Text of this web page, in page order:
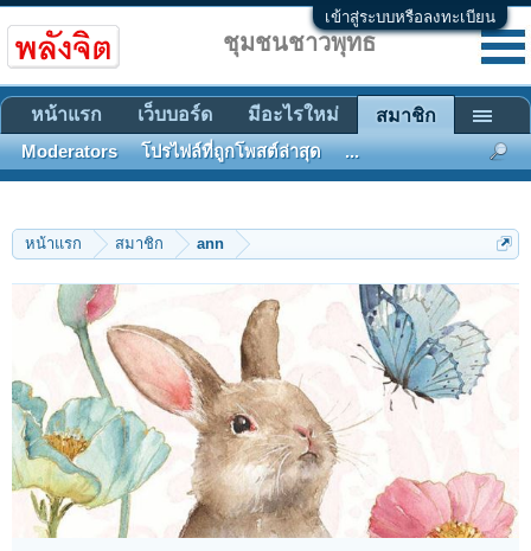
เข้าสู่ระบบหรือลงทะเบียน
หน้าแรก สมาชิก ann
ชุมชนชาวพุทธ
หน้าแรก เว็บบอร์ด มีอะไรใหม่ สมาชิก
Moderators โปรไฟล์ที่ถูกโพสต์ล่าสุด ...